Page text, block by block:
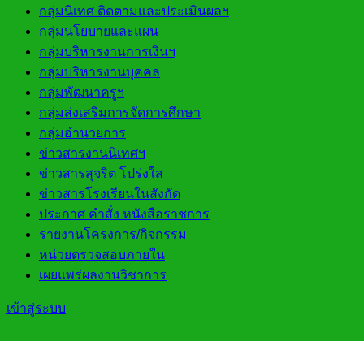
กลุ่มนิเทศ ติดตามและประเมินผลฯ
กลุ่มนโยบายและแผน
กลุ่มบริหารงานการเงินฯ
กลุ่มบริหารงานบุคคล
กลุ่มพัฒนาครูฯ
กลุ่มส่งเสริมการจัดการศึกษา
กลุ่มอำนวยการ
ข่าวสารงานนิเทศฯ
ข่าวสารสุจริต โปร่งใส
ข่าวสารโรงเรียนในสังกัด
ประกาศ คำสั่ง หนังสือราชการ
รายงานโครงการ/กิจกรรม
หน่วยตรวจสอบภายใน
เผยแพร่ผลงานวิชาการ
เข้าสู่ระบบ